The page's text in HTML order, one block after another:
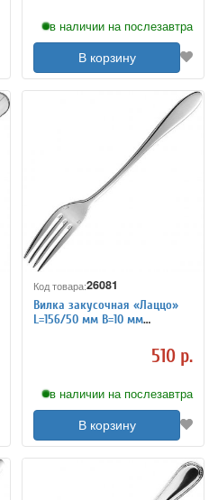
в наличии на послезавтра
В корзину
Код товара:26081
Вилка закусочная «Лаццо»
L=156/50 мм B=10 мм
510 р.
в наличии на послезавтра
В корзину